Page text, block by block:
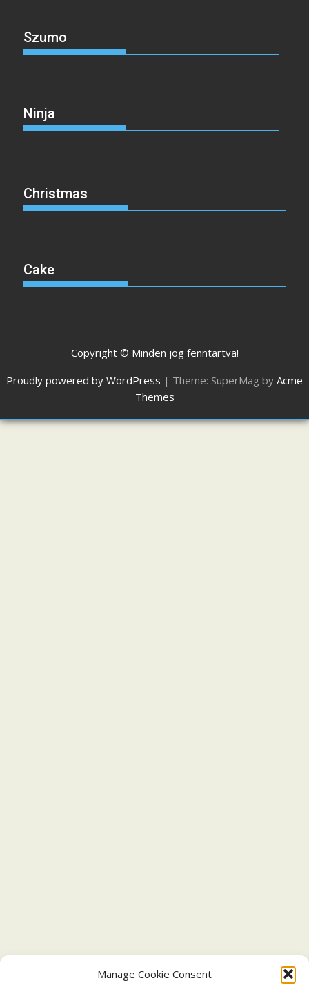
Manage Cookie Consent
Szumo
Ninja
Christmas
Cake
Copyright © Minden jog fenntartva!
Proudly powered by WordPress | Theme: SuperMag by Acme
Themes